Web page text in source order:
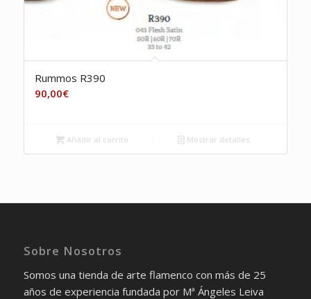
Rummos R390
90,00€
Añadir al carrito Mostrar detalles
Sobre Nosotros
Somos una tienda de arte flamenco con más de 25
años de experiencia fundada por Mª Ángeles Leiva